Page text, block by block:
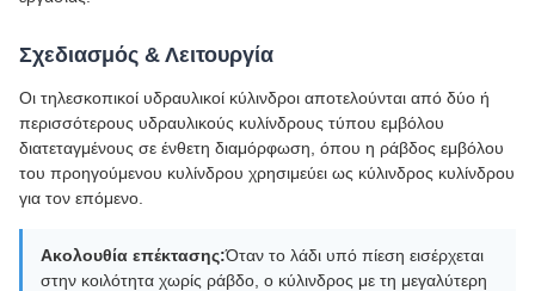
Σχεδιασμός & Λειτουργία
Οι τηλεσκοπικοί υδραυλικοί κύλινδροι αποτελούνται από δύο ή
περισσότερους υδραυλικούς κυλίνδρους τύπου εμβόλου
διατεταγμένους σε ένθετη διαμόρφωση, όπου η ράβδος εμβόλου
του προηγούμενου κυλίνδρου χρησιμεύει ως κύλινδρος κυλίνδρου
για τον επόμενο.
Ακολουθία επέκτασης:Όταν το λάδι υπό πίεση εισέρχεται
στην κοιλότητα χωρίς ράβδο, ο κύλινδρος με τη μεγαλύτερη